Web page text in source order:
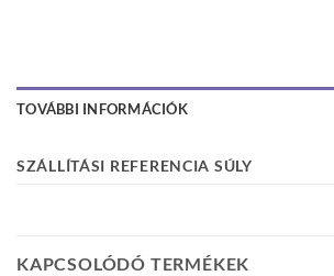
TOVÁBBI INFORMÁCIÓK
SZÁLLÍTÁSI REFERENCIA SÚLY
KAPCSOLÓDÓ TERMÉKEK